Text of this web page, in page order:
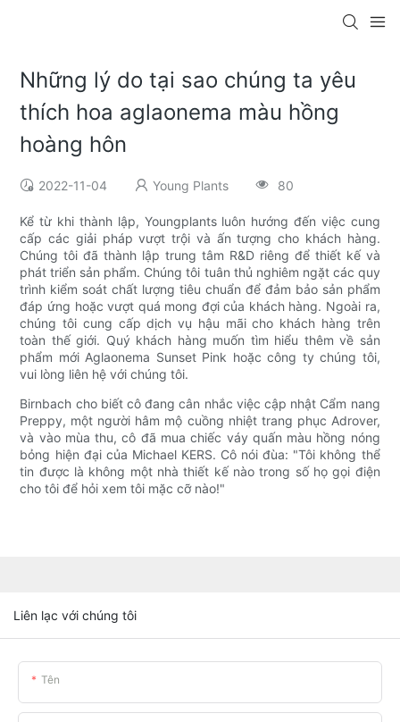
Những lý do tại sao chúng ta yêu
thích hoa aglaonema màu hồng
hoàng hôn
2022-11-04 Young Plants 80
Kể từ khi thành lập, Youngplants luôn hướng đến việc cung
cấp các giải pháp vượt trội và ấn tượng cho khách hàng.
Chúng tôi đã thành lập trung tâm R&D riêng để thiết kế và
phát triển sản phẩm. Chúng tôi tuân thủ nghiêm ngặt các quy
trình kiểm soát chất lượng tiêu chuẩn để đảm bảo sản phẩm
đáp ứng hoặc vượt quá mong đợi của khách hàng. Ngoài ra,
chúng tôi cung cấp dịch vụ hậu mãi cho khách hàng trên
toàn thế giới. Quý khách hàng muốn tìm hiểu thêm về sản
phẩm mới Aglaonema Sunset Pink hoặc công ty chúng tôi,
vui lòng liên hệ với chúng tôi.
Birnbach cho biết cô đang cân nhắc việc cập nhật Cẩm nang
Preppy, một người hâm mộ cuồng nhiệt trang phục Adrover,
và vào mùa thu, cô đã mua chiếc váy quấn màu hồng nóng
bỏng hiện đại của Michael KERS. Cô nói đùa: "Tôi không thể
tin được là không một nhà thiết kế nào trong số họ gọi điện
cho tôi để hỏi xem tôi mặc cỡ nào!"
Liên lạc với chúng tôi
Tên